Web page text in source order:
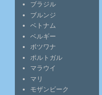
ブラジル
ブルンジ
ベトナム
ベルギー
ボツワナ
ポルトガル
マラウイ
マリ
モザンビーク